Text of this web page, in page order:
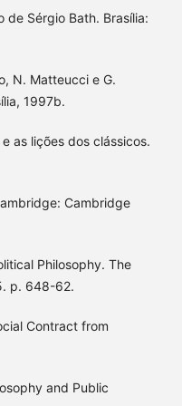
de Sérgio Bath. Brasília:
N. Matteucci e G.
1997b.
e as lições dos clássicos.
Cambridge
Philosophy. The
p. 648-62.
Contract from
and Public